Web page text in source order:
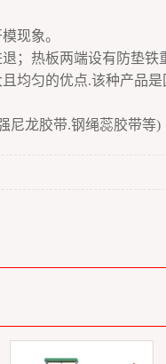
现象。
；热板两端设有防垫铁
均匀的优点.该种产品
尼龙胶带.钢绳蕊胶带等)